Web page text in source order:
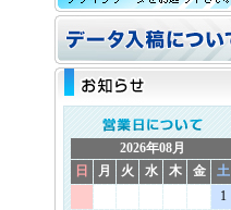
2026年08月
日
月 火 水 木 金
土
1